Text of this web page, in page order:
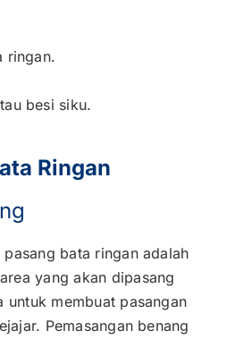
ringan.
besi siku.
Ringan
bata ringan adalah
yang akan dipasang
untuk membuat pasangan
Pemasangan benang